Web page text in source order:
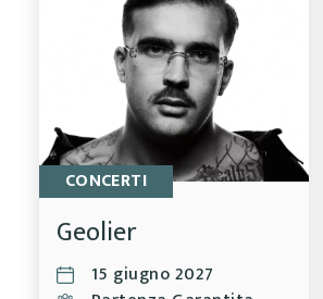
CONCERTI
Geolier
15 giugno 2027